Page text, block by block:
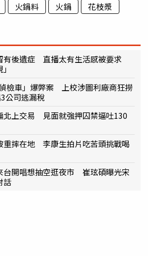
火鍋料 火鍋 花枝漿
有後遺症 直播太有生活感被要求
檢車」爆弊案 上校涉圖利廠商狂撈
公司逃漏稅
北上交易 見面就強押囚禁逼吐130
重摔在地 李康生拍片吃苦頭挑戰喝
台開唱想抽空逛夜市 崔玹碩曝光宋
話